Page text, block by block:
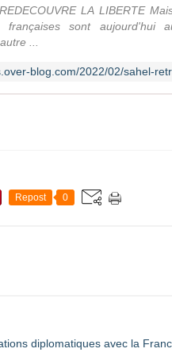
LA LIBERTE
françaises sont aujourd'hui
...
Repost 0